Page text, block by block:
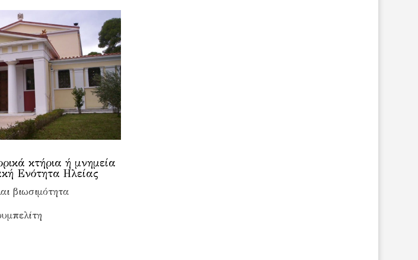
κτήρια ή μνημεία
Ενότητα Ηλείας
βιωσιμότητα